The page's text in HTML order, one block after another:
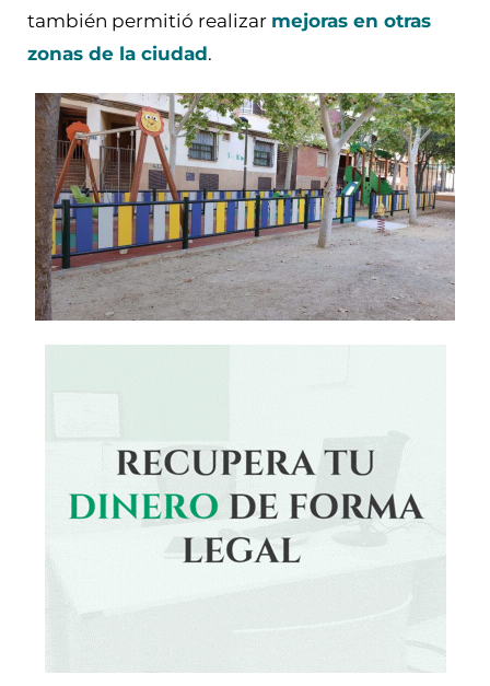
también permitió realizar mejoras en otras
zonas de la ciudad.